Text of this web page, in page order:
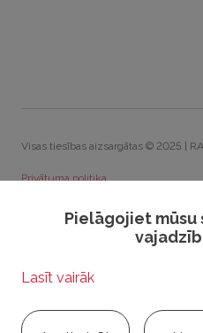
Visas tiesības aizsargātas © 2025 |
Privātuma politika
Sīkdatņu politika
Visparīgie konkursu noteikumi
Pielāgojiet mūsu